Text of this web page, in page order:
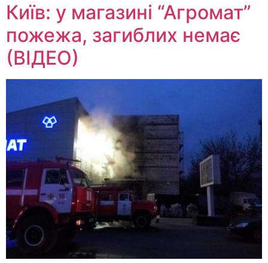
Київ: у магазині “Агромат”
пожежа, загиблих немає
(ВІДЕО)